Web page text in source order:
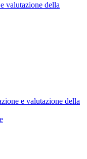
valutazione della
e valutazione della